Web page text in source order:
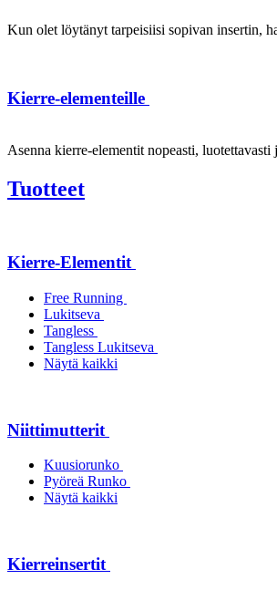
Kun olet löytänyt tarpeisiisi sopivan insertin,
Kierre-elementeille
Asenna kierre-elementit nopeasti,
Tuotteet
Kierre-Elementit
Free Running
Lukitseva
Tangless
Tangless Lukitseva
Näytä kaikki
Niittimutterit
Kuusiorunko
Pyöreä Runko
Näytä kaikki
Kierreinsertit